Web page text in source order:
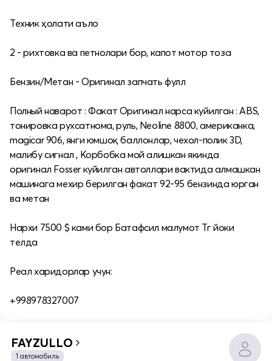
Техник ҳолати аъло
2 - рихтовка ва петнолари бор, капот мотор тоза
Бензин/Метан - Оригинал запчать фулл
Полный наварот : Факат Оригинал нарса куйилган : ABS,
тонировка рухсатнома, руль, Neoline 8800, aмериканка,
magicar 906, янги юмшоқ баллонлар, чехол-полик 3D,
малибу сигнал , Корбобка мой алишкан якинда
оригинал Fosser куйилган автоллари вактида алмашкан
машинага мехир берилган факат 92-95 бензинда юрган
ва метан
Нархи 7500 $ ками бор Батафсил малумот Тг йоки
телда
Реал харидорлар учун:
+998978327007
FAYZULLO
1 автомобиль